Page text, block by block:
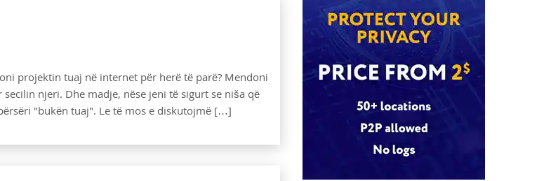
projektin tuaj në internet për herë të parë? Mendoni
njeri. Dhe madje, nëse jeni të sigurt se niša që
"bukën tuaj". Le të mos e diskutojmë […]